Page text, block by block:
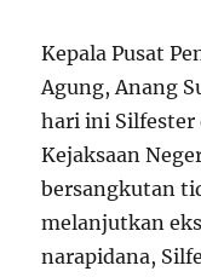
Kepala Pusat
Agung, Anang
hari ini Silfester
Kejaksaan
bersangkutan
melanjutkan
narapidana,